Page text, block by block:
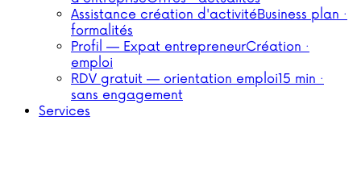
Assistance création d'activitéBusiness plan ·
formalités
Profil — Expat entrepreneurCréation ·
emploi
RDV gratuit — orientation emploi15 min ·
sans engagement
Services